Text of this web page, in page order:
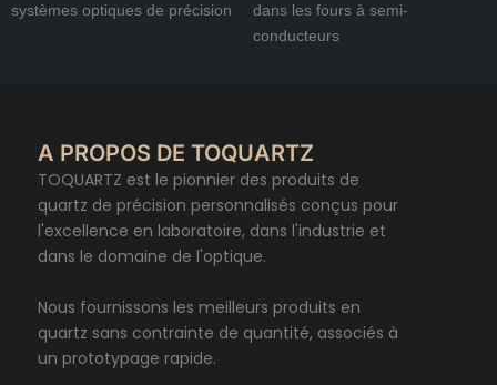
systèmes optiques de précision
dans les fours à semi-
conducteurs
A PROPOS DE TOQUARTZ
TOQUARTZ est le pionnier des produits de
quartz de précision personnalisés conçus pour
l'excellence en laboratoire, dans l'industrie et
dans le domaine de l'optique.
Nous fournissons les meilleurs produits en
quartz sans contrainte de quantité, associés à
un prototypage rapide.